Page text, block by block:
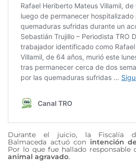
Durante el juicio, la Fiscalía
Balmaceda actuó con intención
Por lo que fue hallado responsable
animal agravado.